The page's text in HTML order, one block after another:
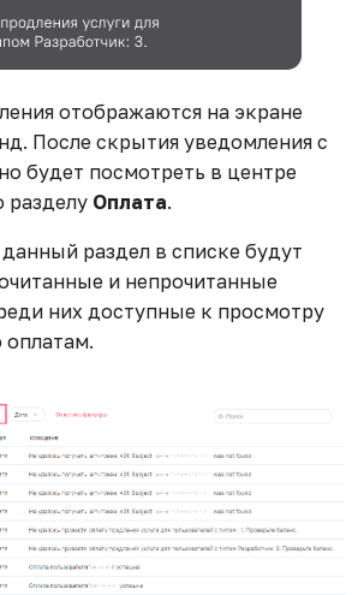
отображаются на экране
После скрытия уведомления с
будет посмотреть в центре
разделу Оплата.
раздел в списке будут
и непрочитанные
них доступные к просмотру
оплатам.